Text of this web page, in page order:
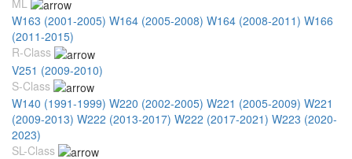
W163 (2001-2005) W164 (2005-2008) W164 (2008-2011) W166
(2011-2015)
R-Class
V251 (2009-2010)
S-Class
W140 (1991-1999) W220 (2002-2005) W221 (2005-2009) W221
(2009-2013) W222 (2013-2017) W222 (2017-2021) W223 (2020-
2023)
SL-Class